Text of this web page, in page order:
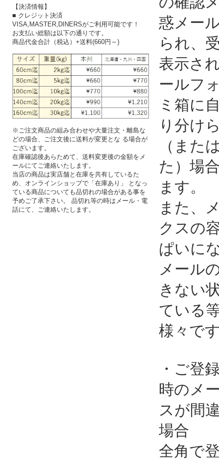
【決済情報】
■ クレジット決済
VISA,MASTER,DINERSがご利用可能です！
お支払い総額は以下の通りです。
商品代金合計（税込）+送料(660円～)
※ご注文商品の組み合わせや大量注文・離島な
どの場合、ご注文後に送料が変更とな る場合が
ございます。
在庫確認後あらためて、送料変更後の金額をメ
ールにてご連絡いたします。
当店の商品は実店舗と在庫を共有しているた
め、オンラインショップで「在庫あり」 となっ
ている商品についても品切れの場合がある事を
予めご了承下さい。 品切れ等の時はメール・電
話にて、ご連絡いたします。
惑メー
られ、
表示さ
ールフ
ミ箱に
り分け
（また
た）場
ます。
また、
クスの
ぱいに
メール
きない
ている
様々で
・ご登
時のメ
スが間
場合
全角で